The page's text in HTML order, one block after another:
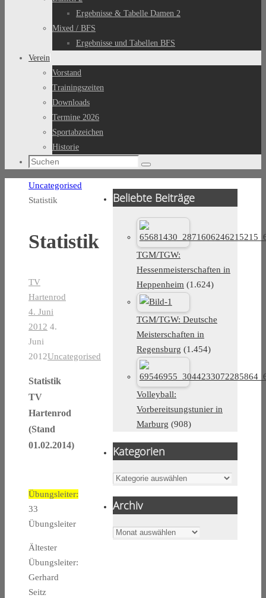
Ergebnisse & Tabelle Damen 2
Mixed / BFS
Ergebnisse und Tabellen BFS
Verein
Vorstand
Trainingszeiten
Downloads
Termine 2026
Sportabzeichen
Historie
Suchen
Suchen
Start
Uncategorised
Statistik
Statistik
TV
Hartenrod
4. Juni
2012 4.
Juni
2012Uncategorised
Statistik
TV
Hartenrod
(Stand
01.02.2014)
Übungsleiter:
33
Übungsleiter
Ältester
Übungsleiter:
Gerhard
Seitz
Beliebte Beiträge
TGM/TGW:
Hessenmeisterschaften in
Heppenheim (1.624)
TGM/TGW: Deutsche
Meisterschaften in
Regensburg (1.454)
Volleyball:
Vorbereitsungstunier in
Marburg (908)
Kategorien
Kategorien
Archiv
Archiv